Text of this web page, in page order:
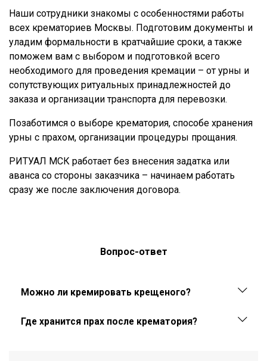
Наши сотрудники знакомы с особенностями работы
всех крематориев Москвы. Подготовим документы и
уладим формальности в кратчайшие сроки, а также
поможем вам с выбором и подготовкой всего
необходимого для проведения кремации – от урны и
сопутствующих ритуальных принадлежностей до
заказа и организации транспорта для перевозки.
Позаботимся о выборе крематория, способе хранения
урны с прахом, организации процедуры прощания.
РИТУАЛ МСК работает без внесения задатка или
аванса со стороны заказчика – начинаем работать
сразу же после заключения договора.
Вопрос-ответ
Можно ли кремировать крещеного?
Где хранится прах после крематория?